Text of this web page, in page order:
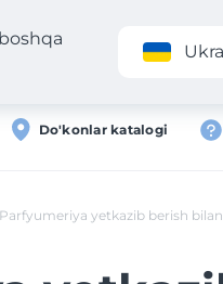
Do'konlar katalogi
Parfyumeriya yetkazib berish